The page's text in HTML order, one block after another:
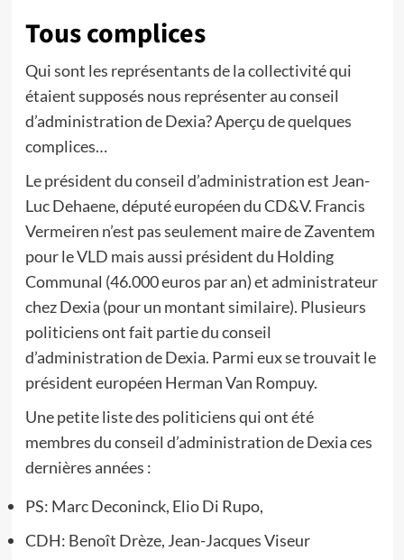
Tous complices
Qui sont les représentants de la collectivité qui
étaient supposés nous représenter au conseil
d’administration de Dexia? Aperçu de quelques
complices…
Le président du conseil d’administration est Jean-
Luc Dehaene, député européen du CD&V. Francis
Vermeiren n’est pas seulement maire de Zaventem
pour le VLD mais aussi président du Holding
Communal (46.000 euros par an) et administrateur
chez Dexia (pour un montant similaire). Plusieurs
politiciens ont fait partie du conseil
d’administration de Dexia. Parmi eux se trouvait le
président européen Herman Van Rompuy.
Une petite liste des politiciens qui ont été
membres du conseil d’administration de Dexia ces
dernières années :
PS: Marc Deconinck, Elio Di Rupo,
CDH: Benoît Drèze, Jean-Jacques Viseur